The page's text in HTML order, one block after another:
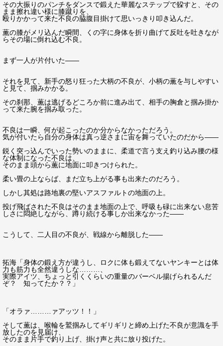
その大振りのパンチをダンスで鍛えた華麗なステップで躱すと、その
まま擦れ違い様に膝蹴りを、
殴りかかって来た不良の脇腹目掛けて思いっきり叩き込んだ。
薫の膝がメリ込んだ瞬間、くの字に身体を折り曲げて反吐を吐きなが
らその場に倒れ込む不良。
まず一人が片付いた――
それを見て、新手の怒り狂った大柄の不良が、小柄の薫を与しやすい
と見て、掴みかかる。
その刹那、薫は逃げるどころか前に進み出て、相手の胸倉と掴み掛か
って来た腕を掴み取った。
不良は一瞬、何が起こったのか分からなかっただろう。
気が付いたら自分の身体は真っ逆さまに宙を舞っていたのだから――
鋭く突っ込んでいった勢いのままに、柔道で言う支え釣り込み腰の様
な体制になった不良は、
そのまま頭から薫に地面に叩きつけられた。
柔い畳の上ならば、まだ立ち上がる事も出来たのだろう。
しかし其処は路地裏の堅いアスファルトの地面の上。
投げ飛ばされた不良はそのまま地面の上で、呼吸も碌に出来ない息苦
しさに悶絶しながら、蹲り続ける事しか出来なかった――
こうして、二人目の不良が、戦線から離脱した――
拓海「身体の鍛え方が違うし、ロクに体も鍛えてないヤンキーとは体
力も筋力も全然違うしな………、
実際アイツ、ちょっと引くくらいの重量のバーベル揚げられるんだ
ぞ？ 知ってたか？？」
「オラァ………ァアッツ！！」
そして薫は、喉輪を鷲掴みしてギリギリと締め上げた不良が意識を手
放したのを見届け、
そのまま片手で釣り上げ、掛け声と共に放り投げた。